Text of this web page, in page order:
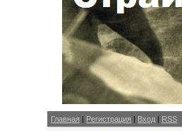
Главная | Регистрация | Вход | RSS